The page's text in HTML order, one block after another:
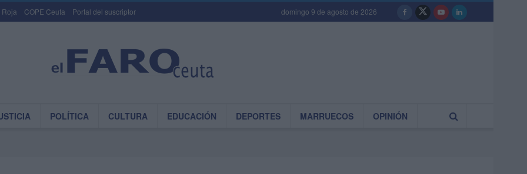
Roja COPE Ceuta Portal del suscriptor domingo 9 de agosto de 2026
POLÍTICA CULTURA EDUCACIÓN DEPORTES MARRUECOS OPINIÓN